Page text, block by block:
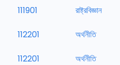
111901 রাষ্ট্রবিজ্ঞান
112201 অর্থনীতি
112201 অর্থনীতি